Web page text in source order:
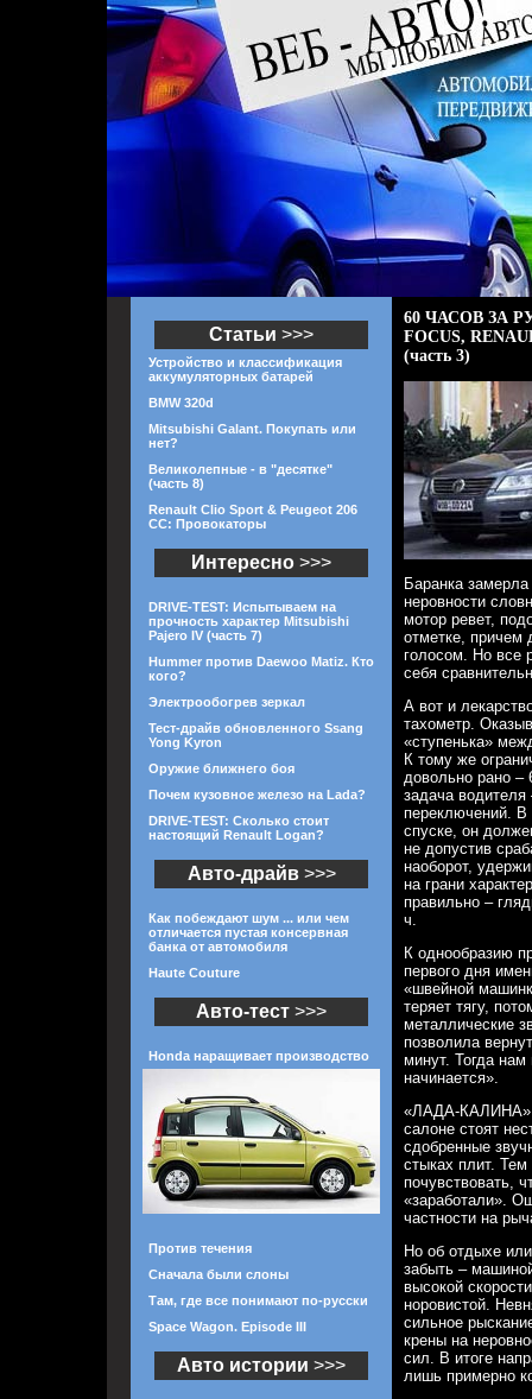
Статьи >>>
Устройство и классификация
аккумуляторных батарей
BMW 320d
Mitsubishi Galant. Покупать или
нет?
Великолепные - в "десятке"
(часть 8)
Renault Clio Sport & Peugeot 206
CC: Провокаторы
Интересно >>>
DRIVE-TEST: Испытываем на
прочность характер Mitsubishi
Pajero IV (часть 7)
Hummer против Daewoo Matiz. Кто
кого?
Электрообогрев зеркал
Тест-драйв обновленного Ssang
Yong Kyron
Оружие ближнего боя
Почем кузовное железо на Lada?
DRIVE-TEST: Сколько стоит
настоящий Renault Logan?
Авто-драйв >>>
Как побеждают шум ... или чем
отличается пустая консервная
банка от автомобиля
Haute Couture
Авто-тест >>>
Honda наращивает производство
Против течения
Сначала были слоны
Там, где все понимают по-русски
Space Wagon. Episode III
Авто истории >>>
60 ЧАСОВ ЗА
FOCUS,
(часть 3)
Баранка
неровности
мотор ревет,
отметке,
голосом. Но все
себя
А вот и
тахометр.
«ступенька»
К тому же
довольно рано –
задача
переключений.
спуске, он
не допустив
наоборот,
на грани
правильно –
ч.
К однообразию
первого дня
«швейной
теряет тягу,
металлические
позволила
минут. Тогда нам
начинается».
«ЛАДА-
салоне стоят
сдобренные
стыках плит.
почувствовать,
«заработали».
частности на
Но об отдыхе
забыть –
высокой
норовистой.
сильное
крены на
сил. В итоге
лишь примерно